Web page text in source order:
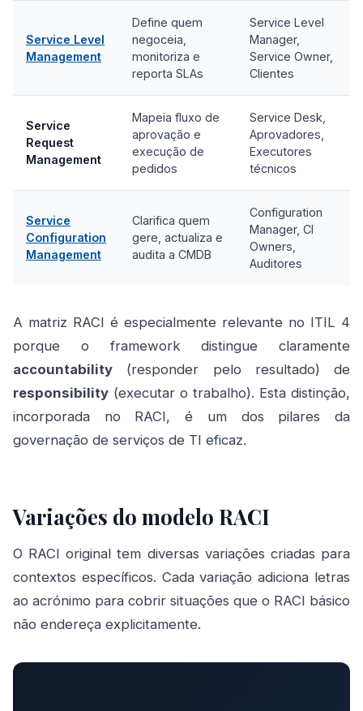
Service Level
Management
Define quem
negoceia,
monitoriza e
reporta SLAs
Service Level
Manager,
Service Owner,
Clientes
Service
Request
Management
Mapeia fluxo de
aprovação e
execução de
pedidos
Service Desk,
Aprovadores,
Executores
técnicos
Service
Configuration
Management
Clarifica quem
gere, actualiza e
audita a CMDB
Configuration
Manager, CI
Owners,
Auditores
A matriz RACI é especialmente relevante no ITIL 4
porque o framework distingue claramente
accountability (responder pelo resultado) de
responsibility (executar o trabalho). Esta distinção,
incorporada no RACI, é um dos pilares da
governação de serviços de TI eficaz.
Variações do modelo RACI
O RACI original tem diversas variações criadas para
contextos específicos. Cada variação adiciona letras
ao acrónimo para cobrir situações que o RACI básico
não endereça explicitamente.